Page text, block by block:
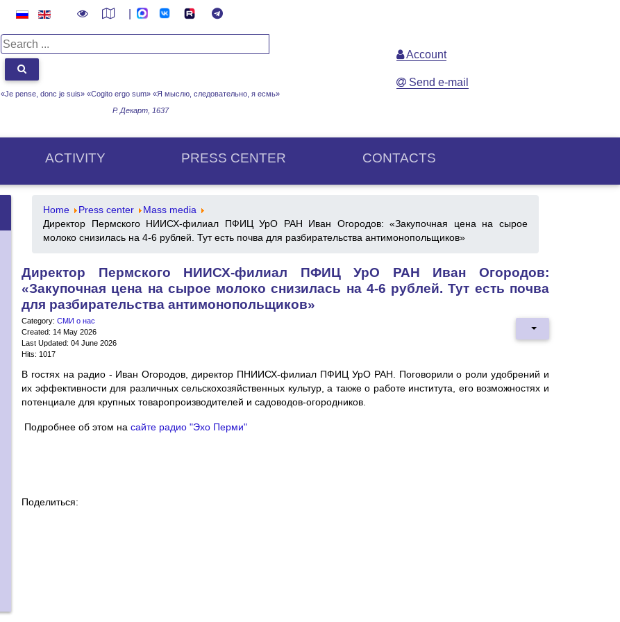
«Je pense, donc je suis» «Cogito ergo sum» «Я мыслю, следовательно, я есмь»
Р. Декарт, 1637
Account
Send e-mail
ACTIVITY PRESS CENTER CONTACTS
Home Press center
Mass media
Директор Пермского НИИСХ-филиал ПФИЦ УрО РАН Иван Огородов: «Закупочная цена на сырое
молоко снизилась на 4-6 рублей. Тут есть почва для разбирательства антимонопольщиков»
Директор Пермского НИИСХ-филиал ПФИЦ УрО РАН Иван Огородов:
«Закупочная цена на сырое молоко снизилась на 4-6 рублей. Тут есть почва
для разбирательства антимонопольщиков»
Category: СМИ о нас
Created: 14 May 2026
Last Updated: 04 June 2026
Hits: 1017
В гостях на радио - Иван Огородов, директор ПНИИСХ-филиал ПФИЦ УрО РАН. Поговорили о роли удобрений и
их эффективности для различных сельскохозяйственных культур, а также о работе института, его возможностях и
потенциале для крупных товаропроизводителей и садоводов-огородников.
Подробнее об этом на сайте радио "Эхо Перми"
Поделиться: